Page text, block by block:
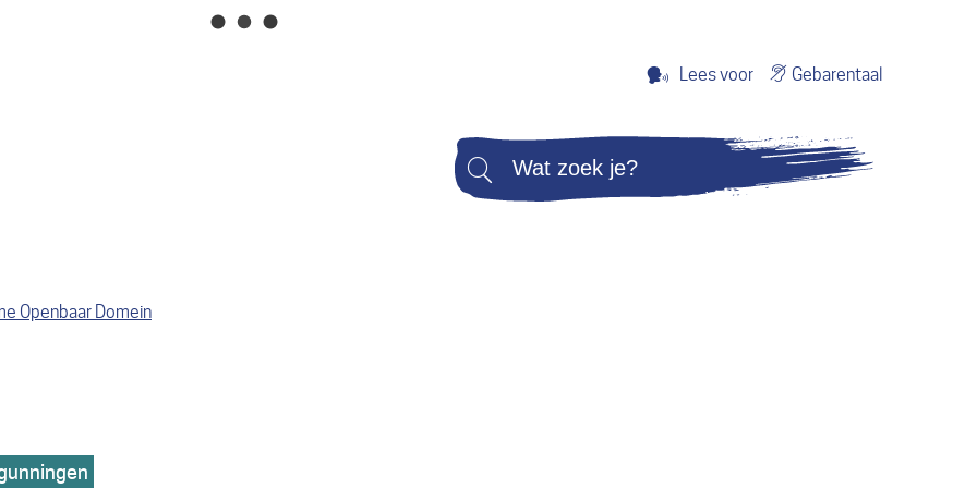
Gebarentaal
Lees voor
Zoeken
Openbaar Domein